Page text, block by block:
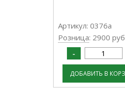
Артикул: 0376а
Розница: 2900 руб